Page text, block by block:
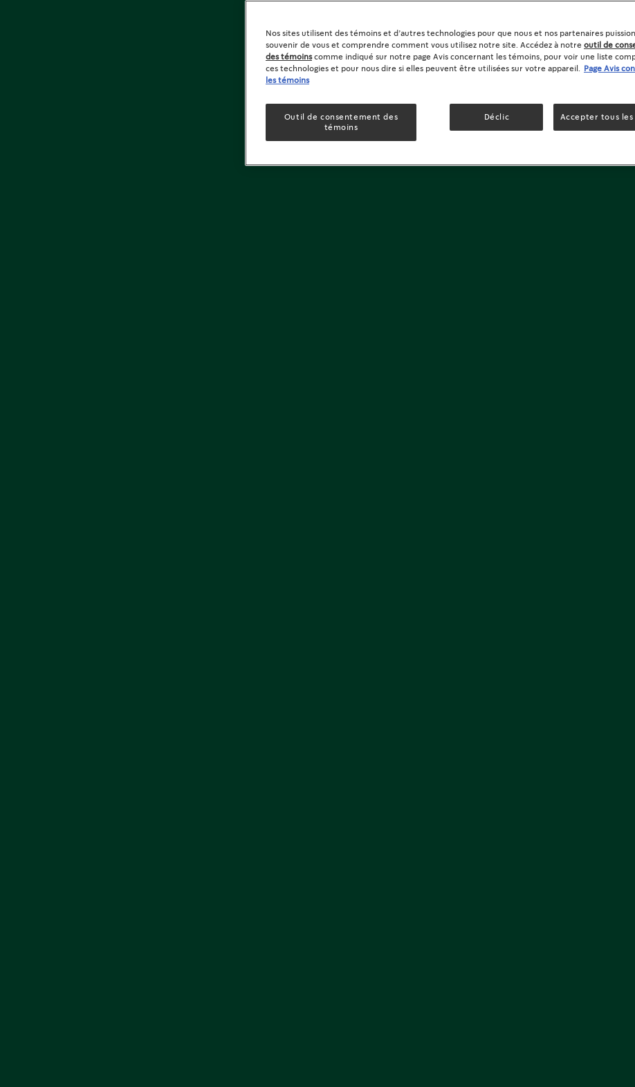
Nos sites utilisent des témoins et d’autres technologies pour que nous et nos partenaires
souvenir de vous et comprendre comment vous utilisez notre site. Accédez à notre outil de
des témoinscomme indiqué sur notre page Avis concernant les témoins, pour voir une liste
ces technologies et pour nous dire si elles peuvent être utilisées sur votre appareil.
Page Avis
les témoins
Déclic Accepter tous les
Outil de consentement des
témoins